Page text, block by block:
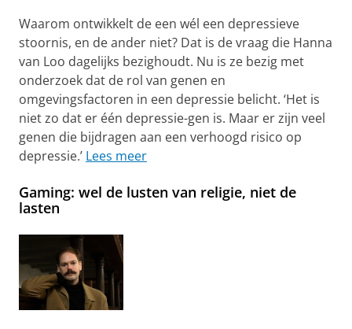
Waarom ontwikkelt de een wél een depressieve
stoornis, en de ander niet? Dat is de vraag die Hanna
van Loo dagelijks bezighoudt. Nu is ze bezig met
onderzoek dat de rol van genen en
omgevingsfactoren in een depressie belicht. ‘Het is
niet zo dat er één depressie-gen is. Maar er zijn veel
genen die bijdragen aan een verhoogd risico op
depressie.’ Lees meer
Gaming: wel de lusten van religie, niet de
lasten